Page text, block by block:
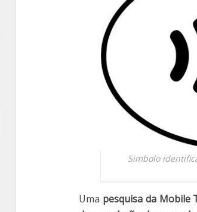
Simbolo
Uma pesquisa da Mobile